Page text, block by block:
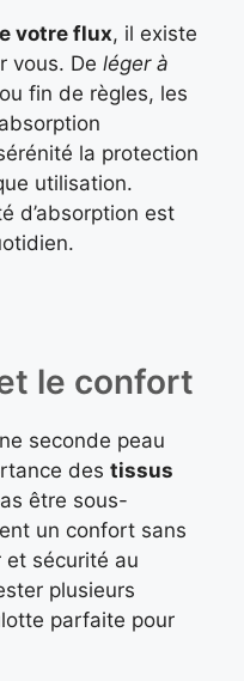
votre flux, il existe
vous. De léger à
fin de règles, les
la protection
utilisation.
d’absorption est
le confort
seconde peau
des tissus
être sous-
un confort sans
et sécurité au
plusieurs
parfaite pour